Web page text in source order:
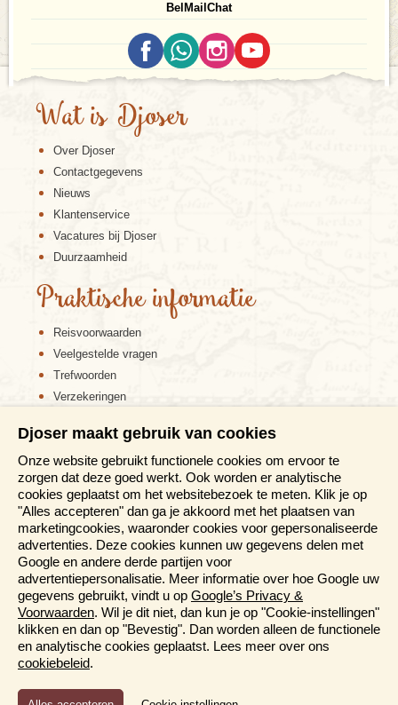
Bel Mail Chat
Wat is Djoser
Over Djoser
Contactgegevens
Nieuws
Klantenservice
Vacatures bij Djoser
Duurzaamheid
Praktische informatie
Reisvoorwaarden
Veelgestelde vragen
Trefwoorden
Verzekeringen
Disclaimer
Cookiebeleid
Privacy verklaring
Reis en boek met Djoser zekerheid
Meer weten?
Brochure aanvragen
Presentaties en Informatiedagen
Magazine
Aanmelden nieuwsbrief
Djoser maakt gebruik van cookies
Onze website gebruikt functionele cookies om ervoor te
zorgen dat deze goed werkt. Ook worden er analytische
cookies geplaatst om het websitebezoek te meten. Klik je op
"Alles accepteren" dan ga je akkoord met het plaatsen van
marketingcookies, waaronder cookies voor gepersonaliseerde
advertenties. Deze cookies kunnen uw gegevens delen met
Google en andere derde partijen voor
advertentiepersonalisatie. Meer informatie over hoe Google uw
gegevens gebruikt, vindt u op Google’s Privacy &
Voorwaarden. Wil je dit niet, dan kun je op "Cookie-instellingen"
klikken en dan op "Bevestig". Dan worden alleen de functionele
en analytische cookies geplaatst. Lees meer over ons
cookiebeleid.
Functioneel en Analytisch